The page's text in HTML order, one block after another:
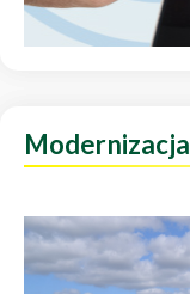
Modernizacja